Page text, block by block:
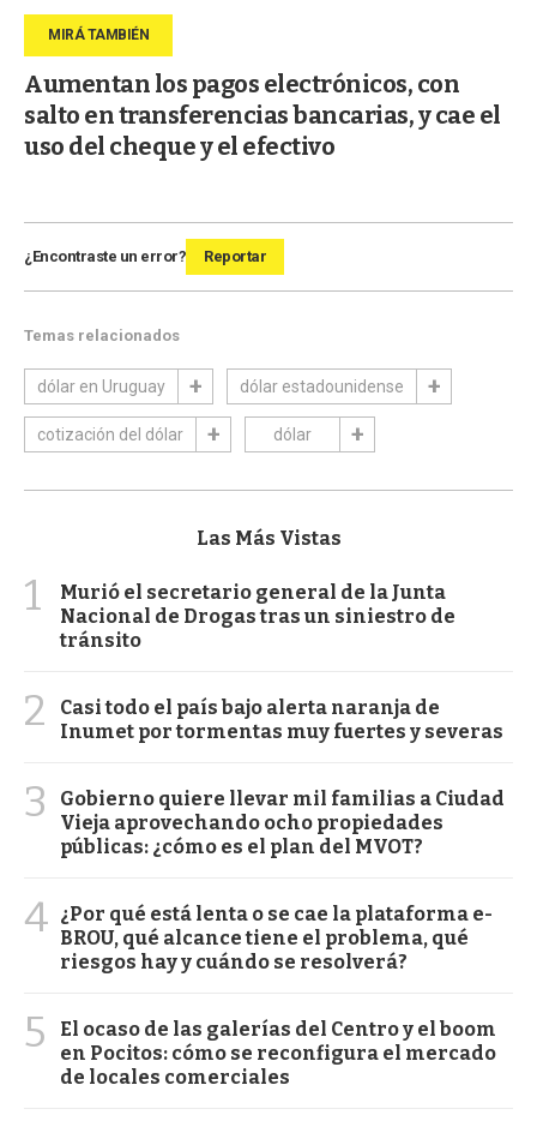
Aumentan los pagos electrónicos, con
salto en transferencias bancarias, y cae el
uso del cheque y el efectivo
¿Encontraste un error? Reportar
Temas relacionados
dólar en Uruguay dólar estadounidense
cotización del dólar dólar
Las Más Vistas
1
Murió el secretario general de la Junta
Nacional de Drogas tras un siniestro de
tránsito
2
Casi todo el país bajo alerta naranja de
Inumet por tormentas muy fuertes y severas
3
Gobierno quiere llevar mil familias a Ciudad
Vieja aprovechando ocho propiedades
públicas: ¿cómo es el plan del MVOT?
4 ¿Por qué está lenta o se cae la plataforma e-
BROU, qué alcance tiene el problema, qué
riesgos hay y cuándo se resolverá?
5
El ocaso de las galerías del Centro y el boom
en Pocitos: cómo se reconfigura el mercado
de locales comerciales